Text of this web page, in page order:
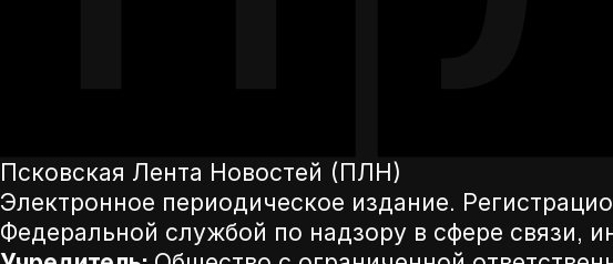
Псковская Лента Новостей (ПЛН)
Электронное периодическое издание.
Федеральной службой по надзору в сфере